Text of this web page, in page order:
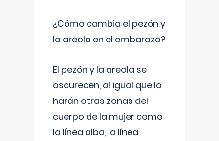
¿Cómo cambia el pezón y
la areola en el embarazo?
El pezón y la areola se
oscurecen, al igual que lo
harán otras zonas del
cuerpo de la mujer como
la línea alba, la línea